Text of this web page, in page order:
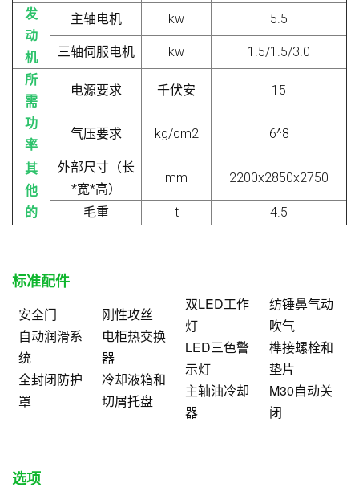
发
动
机
主轴电机 kw 5.5
三轴伺服电机 kw
1.5/1.5/3.0
所
需
功
率
电源要求 千伏安 15
气压要求 kg/cm2 6^8
其
他
的
外部尺寸（长
*宽*高）
mm 2200x2850x2750
毛重 t 4.5
标准配件
安全门
自动润滑系
统
全封闭防护
罩
刚性攻丝
电柜热交换
器
冷却液箱和
切屑托盘
双LED工作
灯
LED三色警
示灯
主轴油冷却
器
纺锤鼻气动
吹气
榫接螺栓和
垫片
M30自动关
闭
选项